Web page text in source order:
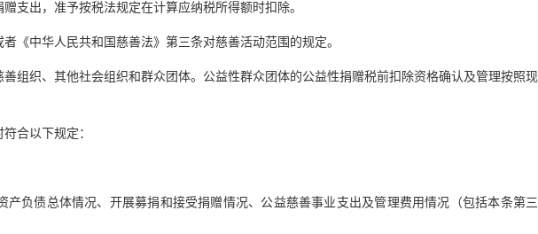
出，准予按税法规定在计算应纳税所得额时扣除。
中华人民共和国慈善法》第三条对慈善活动范围的规定。
织、其他社会组织和群众团体。公益性群众团体的公益性捐赠税前扣除资格确认及管理按照现
合以下规定：
债总体情况、开展募捐和接受捐赠情况、公益慈善事业支出及管理费用情况（包括本条第三